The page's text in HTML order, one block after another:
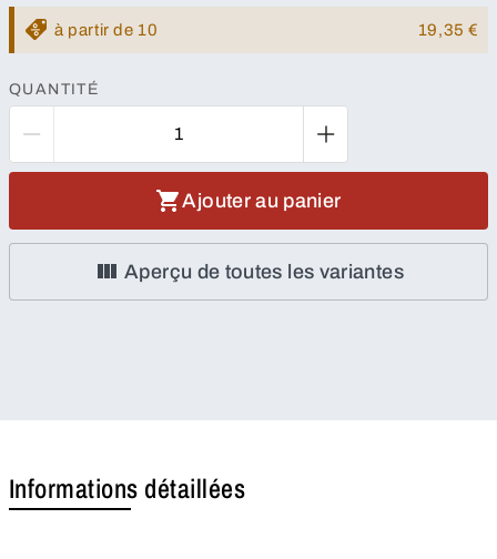
à partir de 10 19,35 €
QUANTITÉ
Ajouter au panier
Aperçu de toutes les variantes
Informations détaillées